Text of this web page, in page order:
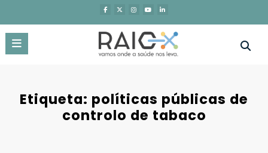
o
conteúdo
Etiqueta: políticas públicas de
controlo de tabaco